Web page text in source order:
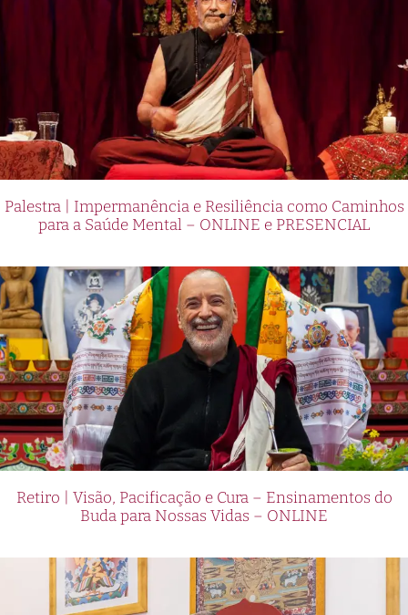
Palestra | Impermanência e Resiliência como Caminhos
para a Saúde Mental – ONLINE e PRESENCIAL
Retiro | Visão, Pacificação e Cura – Ensinamentos do
Buda para Nossas Vidas – ONLINE